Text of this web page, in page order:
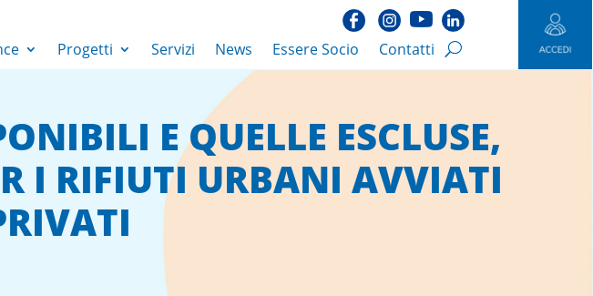
Progetti Servizi News Essere Socio Contatti
E QUELLE ESCLUSE,
I RIFIUTI URBANI AVVIATI